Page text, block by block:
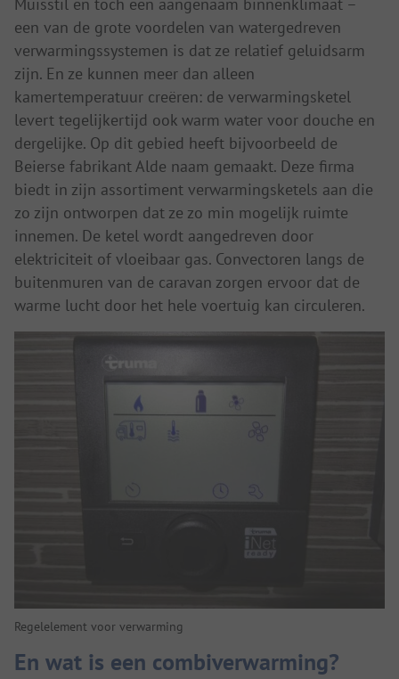
een van de grote voordelen van watergedreven
verwarmingssystemen is dat ze relatief geluidsarm
zijn. En ze kunnen meer dan alleen
kamertemperatuur creëren: de verwarmingsketel
levert tegelijkertijd ook warm water voor douche en
dergelijke. Op dit gebied heeft bijvoorbeeld de
Beierse fabrikant Alde naam gemaakt. Deze firma
biedt in zijn assortiment verwarmingsketels aan die
zo zijn ontworpen dat ze zo min mogelijk ruimte
innemen. De ketel wordt aangedreven door
elektriciteit of vloeibaar gas. Convectoren langs de
buitenmuren van de caravan zorgen ervoor dat de
warme lucht door het hele voertuig kan circuleren.
Regelelement voor verwarming
En wat is een combiverwarming?